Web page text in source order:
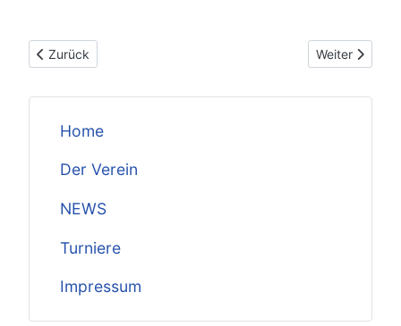
Home
Der Verein
NEWS
Turniere
Impressum
Vorheriger Beitrag: 13. 3D Turnier der Bogenfreunde Harlingen
Zurück Nächster
Weiter